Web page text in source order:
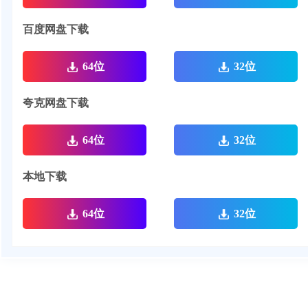
百度网盘下载
64位 32位
夸克网盘下载
64位 32位
本地下载
64位 32位